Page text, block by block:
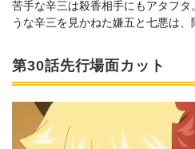
苦手な辛三は殺香相手にもアタフ
うな辛三を見かねた嫌五と七悪は、
第30話先行場面カット